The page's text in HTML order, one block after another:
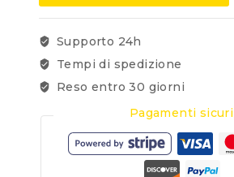
Supporto 24h
Tempi di spedizione
Reso entro 30 giorni
Pagamenti sicuri